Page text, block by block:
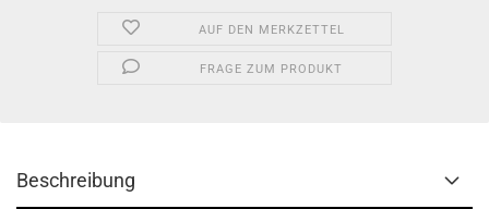
AUF DEN MERKZETTEL
FRAGE ZUM PRODUKT
Beschreibung